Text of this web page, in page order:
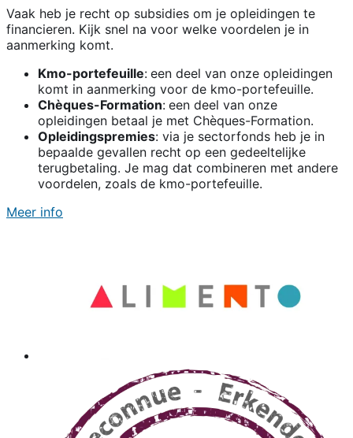
Vaak heb je recht op subsidies om je opleidingen te
financieren. Kijk snel na voor welke voordelen je in
aanmerking komt.
Kmo-portefeuille: een deel van onze opleidingen
komt in aanmerking voor de kmo-portefeuille.
Chèques-Formation: een deel van onze
opleidingen betaal je met Chèques-Formation.
Opleidingspremies: via je sectorfonds heb je in
bepaalde gevallen recht op een gedeeltelijke
terugbetaling. Je mag dat combineren met andere
voordelen, zoals de kmo-portefeuille.
Meer info